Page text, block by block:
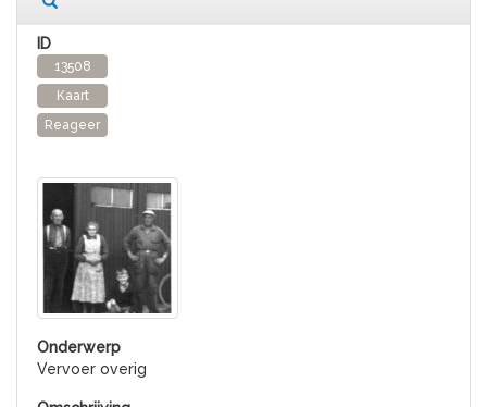
13508
Kaart
Reageer
Vervoer overig